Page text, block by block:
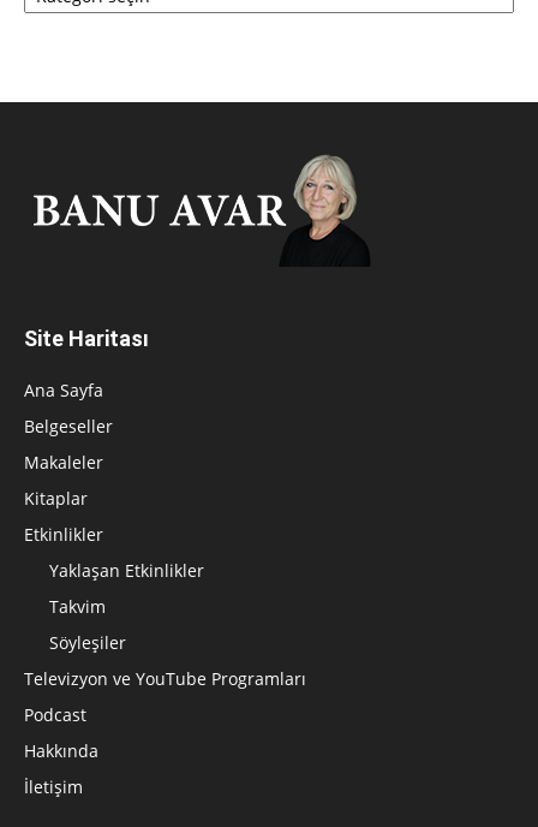
Site Haritası
Ana Sayfa
Belgeseller
Makaleler
Kitaplar
Etkinlikler
Yaklaşan Etkinlikler
Takvim
Söyleşiler
Televizyon ve YouTube Programları
Podcast
Hakkında
İletişim